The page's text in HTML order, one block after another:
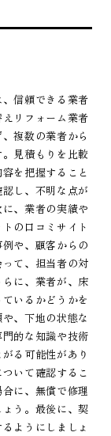
信頼できる業者
リフォーム業者
複数の業者から
見積もりを比較
を把握すること
し、不明な点が
、業者の実績や
の口コミサイト
や、顧客からの
て、担当者の対
に、業者が、床
いるかどうかを
、下地の状態な
的な知識や技術
る可能性があり
いて確認するこ
に、無償で修理
う。最後に、契
ようにしましょ